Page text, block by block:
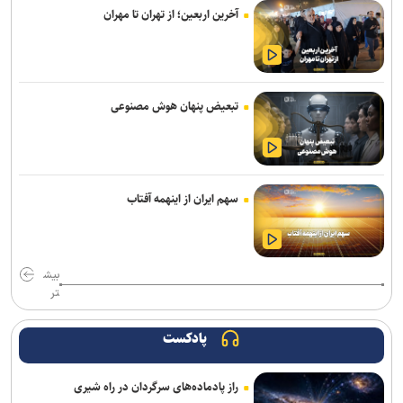
واگذاری امتیاز شناورسازی قشم به سازمان منطقه آزاد/ بازگشت اصولی به
مدیریت فوتبال
رکوردهای جهانی یوسفی و نصیری حفظ شد
تور جهانی تنیس صربستان| ادامه پیروزی‌های یزدانی و جدال با نماینده
روسیه
گودرزی: برخی از هندی‌ها سن‌شان تقلبی است ولی نباید باز هم به آنها
می‌باختیم/ ۵-۶ چهره خوب به کشتی ایران معرفی کردیم
رئیس فدراسیون بوکس: یک اعزام ما هزینه چهار اعزام رشته‌های دیگر را
امیرحسین زارع؛ از استقلال تا بانک شهر؛ سامانه‌ باز و عدم رسمی شدن
هیچ قراردادی!
تور جهانی تنیس صربستان| یزدانی با عبور از روسیه به مراکش رسید
آخرین اربعین؛ از تهران تا مهران
تبعیض پنهان هوش مصنوعی
سهم ایران از اینهمه آفتاب
بیش
تر
پادکست
راز پادماده‌های سرگردان در راه شیری